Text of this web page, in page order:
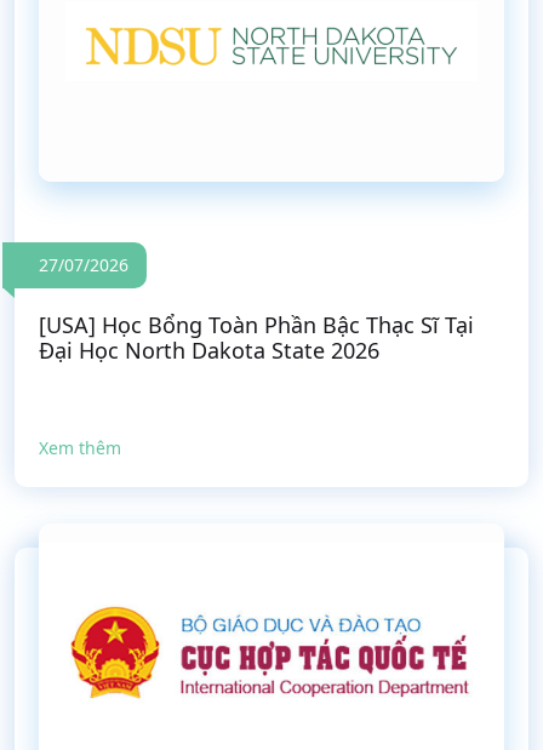
27/07/2026
[USA] Học Bổng Toàn Phần Bậc Thạc Sĩ Tại
Đại Học North Dakota State 2026
Xem thêm